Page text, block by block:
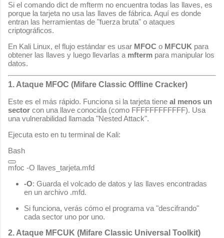
Si el comando dict de mfterm no encuentra todas las llaves, es
porque la tarjeta no usa las llaves de fábrica. Aquí es donde
entran las herramientas de "fuerza bruta" o ataques
criptográficos.
En Kali Linux, el flujo estándar es usar MFOC o MFCUK para
obtener las llaves y luego llevarlas a mfterm para manipular los
datos.
1. Ataque MFOC (Mifare Classic Offline Cracker)
Este es el más rápido. Funciona si la tarjeta tiene al menos un
sector con una llave conocida (como FFFFFFFFFFFF). Usa
una vulnerabilidad llamada "Nested Attack".
Ejecuta esto en tu terminal de Kali:
Bash
-O: Guarda el volcado de datos y las llaves encontradas
en un archivo .mfd.
Si funciona, verás cómo el programa va "descifrando"
cada sector uno por uno.
2. Ataque MFCUK (Mifare Classic Universal Toolkit)